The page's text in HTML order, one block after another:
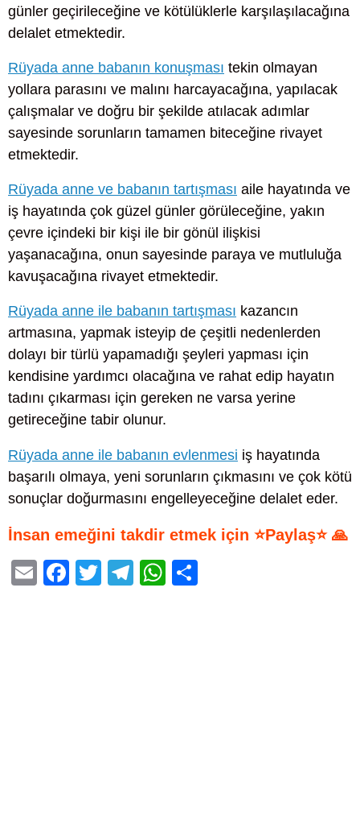
günler geçirileceğine ve kötülüklerle karşılaşılacağına
delalet etmektedir.
Rüyada anne babanın konuşması tekin olmayan
yollara parasını ve malını harcayacağına, yapılacak
çalışmalar ve doğru bir şekilde atılacak adımlar
sayesinde sorunların tamamen biteceğine rivayet
etmektedir.
Rüyada anne ve babanın tartışması aile hayatında ve
iş hayatında çok güzel günler görüleceğine, yakın
çevre içindeki bir kişi ile bir gönül ilişkisi
yaşanacağına, onun sayesinde paraya ve mutluluğa
kavuşacağına rivayet etmektedir.
Rüyada anne ile babanın tartışması kazancın
artmasına, yapmak isteyip de çeşitli nedenlerden
dolayı bir türlü yapamadığı şeyleri yapması için
kendisine yardımcı olacağına ve rahat edip hayatın
tadını çıkarması için gereken ne varsa yerine
getireceğine tabir olunur.
Rüyada anne ile babanın evlenmesi iş hayatında
başarılı olmaya, yeni sorunların çıkmasını ve çok kötü
sonuçlar doğurmasını engelleyeceğine delalet eder.
İnsan emeğini takdir etmek için ⭐Paylaş⭐ 🙏
E
F
T
T
W